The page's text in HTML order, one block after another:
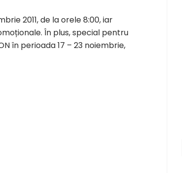
2011, de la orele 8:00, iar
În plus, special pentru
în perioada 17 – 23 noiembrie,